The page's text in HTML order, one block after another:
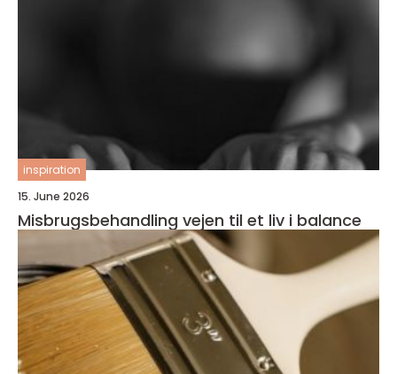
inspiration
15. June 2026
Misbrugsbehandling vejen til et liv i balance